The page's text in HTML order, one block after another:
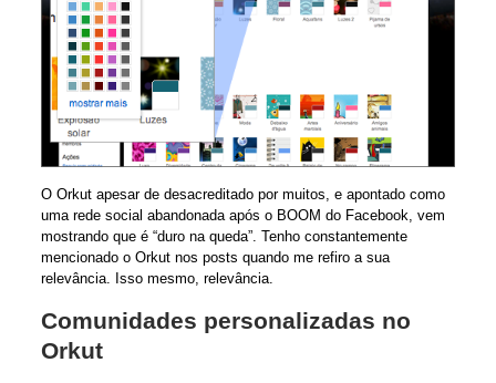
O Orkut apesar de desacreditado por muitos, e apontado como
uma rede social abandonada após o BOOM do Facebook, vem
mostrando que é “duro na queda”. Tenho constantemente
mencionado o Orkut nos posts quando me refiro a sua
relevância. Isso mesmo, relevância.
Comunidades personalizadas no
Orkut